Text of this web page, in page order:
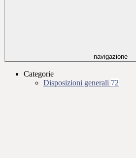
navigazione
Categorie
Disposizioni generali 72